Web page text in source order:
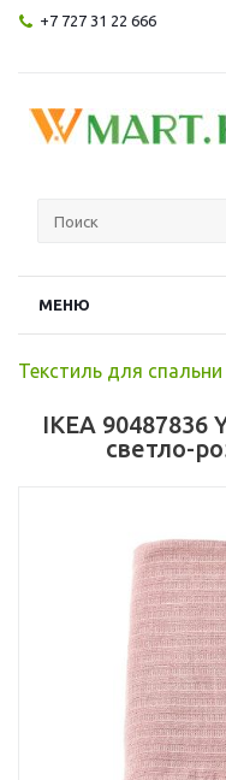
+7 727 31 22 666
МЕНЮ
Текстиль для спальни
IKEA
светло-